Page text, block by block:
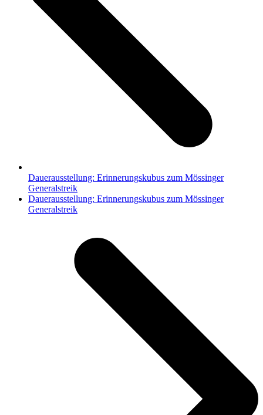
Dauerausstellung: Erinnerungskubus zum Mössinger
Generalstreik
Nächster
Beitrag:
Dauerausstellung: Erinnerungskubus zum Mössinger
Generalstreik